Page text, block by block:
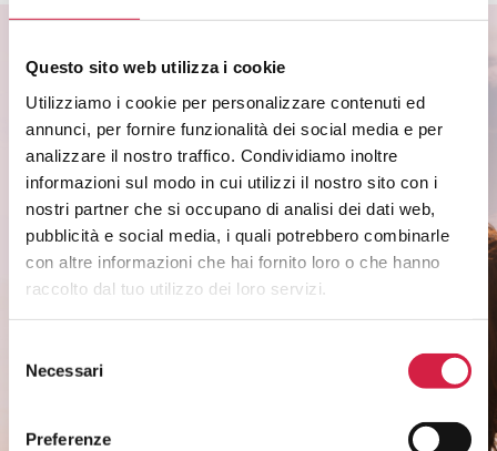
Questo sito web utilizza i cookie
Utilizziamo i cookie per personalizzare contenuti ed
annunci, per fornire funzionalità dei social media e per
analizzare il nostro traffico. Condividiamo inoltre
informazioni sul modo in cui utilizzi il nostro sito con i
nostri partner che si occupano di analisi dei dati web,
pubblicità e social media, i quali potrebbero combinarle
con altre informazioni che hai fornito loro o che hanno
raccolto dal tuo utilizzo dei loro servizi.
delNecessari
Preferenze
ISCRIVITI ALLA NEWSLETTER
Scopri come partecipare alle iniziative degli
ospedali Bollino Rosa.
Rimani informato sui temi di salute di
genere.
Non perderti i riconoscimenti agli ospedali e
CLICCA QUI